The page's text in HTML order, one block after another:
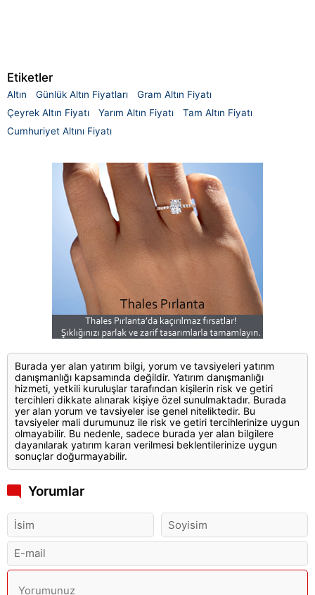
Etiketler
Altın Günlük Altın Fiyatları
Gram Altın Fiyatı
Çeyrek Altın Fiyatı
Yarım Altın Fiyatı
Tam Altın Fiyatı
Cumhuriyet Altını Fiyatı
Burada yer alan yatırım bilgi, yorum ve tavsiyeleri yatırım
danışmanlığı kapsamında değildir. Yatırım danışmanlığı
hizmeti, yetkili kuruluşlar tarafından kişilerin risk ve getiri
tercihleri dikkate alınarak kişiye özel sunulmaktadır. Burada
yer alan yorum ve tavsiyeler ise genel niteliktedir. Bu
tavsiyeler mali durumunuz ile risk ve getiri tercihlerinize uygun
olmayabilir. Bu nedenle, sadece burada yer alan bilgilere
dayanılarak yatırım kararı verilmesi beklentilerinize uygun
sonuçlar doğurmayabilir.
Yorumlar